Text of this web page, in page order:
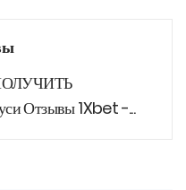
Отзывы 1Xbet -...